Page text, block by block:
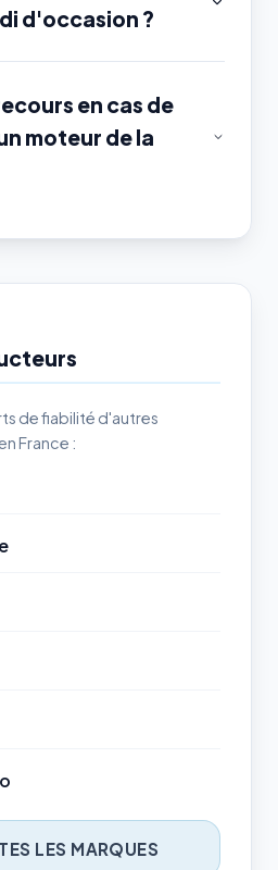
d'occasion ?
en cas de
moteur de la
de fiabilité d'autres
France :
LES MARQUES